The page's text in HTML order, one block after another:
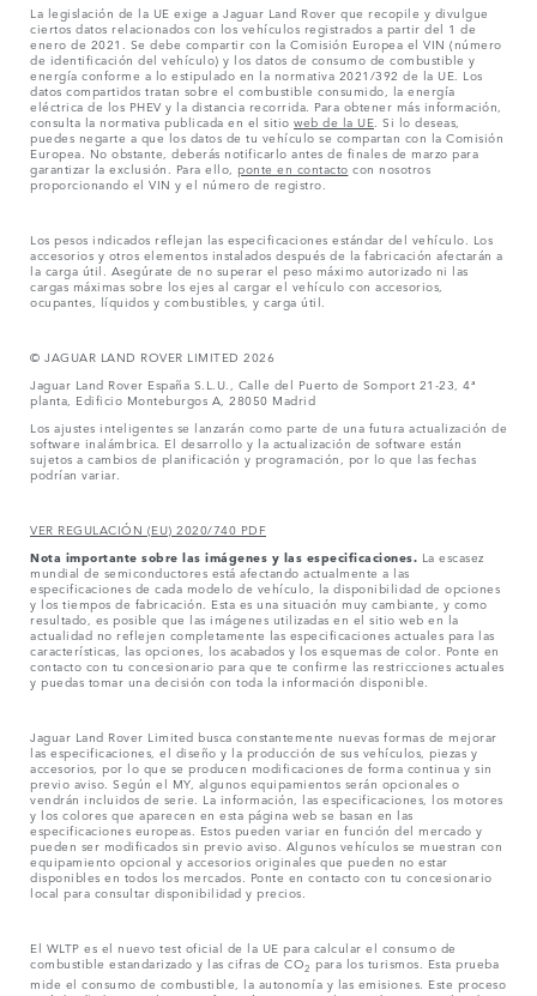
La legislación de la UE exige a Jaguar Land Rover que recopile y divulgue
ciertos datos relacionados con los vehículos registrados a partir del 1 de
enero de 2021. Se debe compartir con la Comisión Europea el VIN (número
de identificación del vehículo) y los datos de consumo de combustible y
energía conforme a lo estipulado en la normativa 2021/392 de la UE. Los
datos compartidos tratan sobre el combustible consumido, la energía
eléctrica de los PHEV y la distancia recorrida. Para obtener más información,
consulta la normativa publicada en el sitio web de la UE . Si lo deseas,
puedes negarte a que los datos de tu vehículo se compartan con la Comisión
Europea. No obstante, deberás notificarlo antes de finales de marzo para
garantizar la exclusión. Para ello, ponte en contacto con nosotros
proporcionando el VIN y el número de registro.
Los pesos indicados reflejan las especificaciones estándar del vehículo. Los
accesorios y otros elementos instalados después de la fabricación afectarán a
la carga útil. Asegúrate de no superar el peso máximo autorizado ni las
cargas máximas sobre los ejes al cargar el vehículo con accesorios,
ocupantes, líquidos y combustibles, y carga útil.
© JAGUAR LAND ROVER LIMITED 2026
Jaguar Land Rover España S.L.U., Calle del Puerto de Somport 21-23, 4ª
planta, Edificio Monteburgos A, 28050 Madrid
Los ajustes inteligentes se lanzarán como parte de una futura actualización de
software inalámbrica. El desarrollo y la actualización de software están
sujetos a cambios de planificación y programación, por lo que las fechas
podrían variar.
VER REGULACIÓN (EU) 2020/740 PDF
Nota importante sobre las imágenes y las especificaciones. La escasez
mundial de semiconductores está afectando actualmente a las
especificaciones de cada modelo de vehículo, la disponibilidad de opciones
y los tiempos de fabricación. Esta es una situación muy cambiante, y como
resultado, es posible que las imágenes utilizadas en el sitio web en la
actualidad no reflejen completamente las especificaciones actuales para las
características, las opciones, los acabados y los esquemas de color. Ponte en
contacto con tu concesionario para que te confirme las restricciones actuales
y puedas tomar una decisión con toda la información disponible.
Jaguar Land Rover Limited busca constantemente nuevas formas de mejorar
las especificaciones, el diseño y la producción de sus vehículos, piezas y
accesorios, por lo que se producen modificaciones de forma continua y sin
previo aviso. Según el MY, algunos equipamientos serán opcionales o
vendrán incluidos de serie. La información, las especificaciones, los motores
y los colores que aparecen en esta página web se basan en las
especificaciones europeas. Estos pueden variar en función del mercado y
pueden ser modificados sin previo aviso. Algunos vehículos se muestran con
equipamiento opcional y accesorios originales que pueden no estar
disponibles en todos los mercados. Ponte en contacto con tu concesionario
local para consultar disponibilidad y precios.
El WLTP es el nuevo test oficial de la UE para calcular el consumo de
combustible estandarizado y las cifras de CO2 para los turismos. Esta prueba
mide el consumo de combustible, la autonomía y las emisiones. Este proceso